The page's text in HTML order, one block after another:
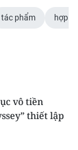
tác phẩm hợp
vô tiền
thiết lập